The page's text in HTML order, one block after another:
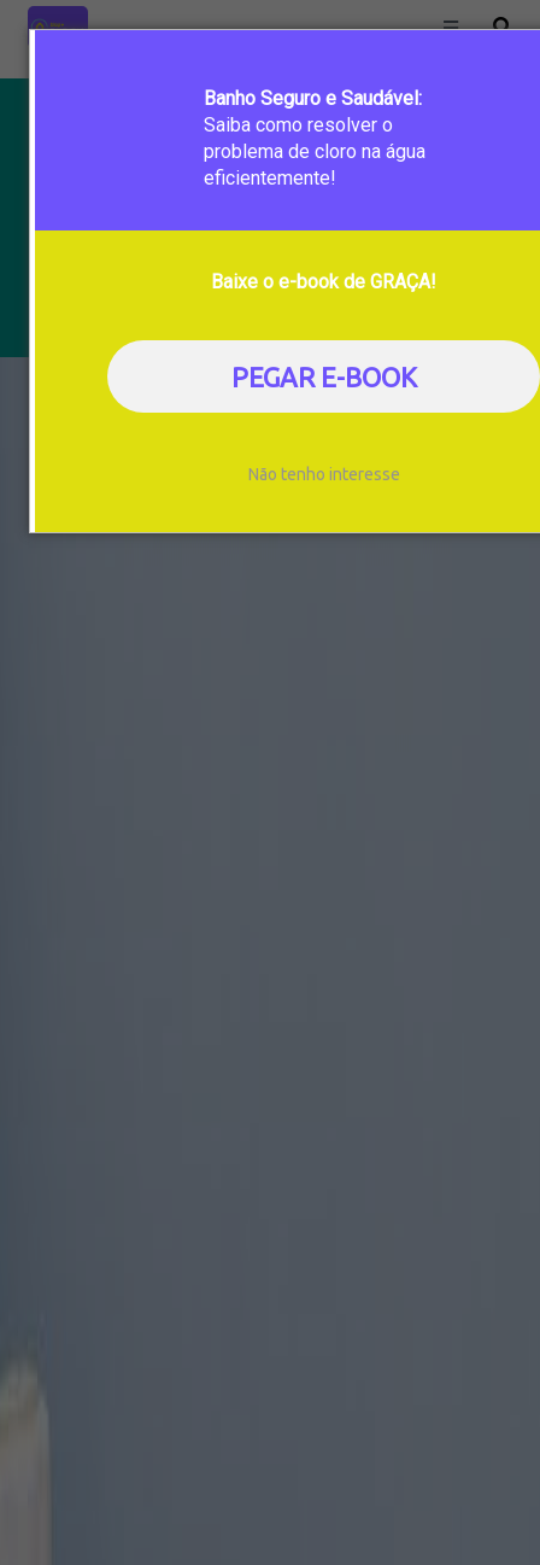
Banho Seguro e Saudável:
Saiba como resolver o
problema de cloro na água
eficientemente!
Baixe o e-book de GRAÇA!
PEGAR E-BOOK
Não tenho interesse
Excesso de cloro na água: 9
sintomas que você deve ficar
atento